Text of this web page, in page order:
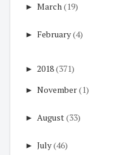
► March(19)
► February(4)
► 2018(371)
► November(1)
► August(33)
► July(46)